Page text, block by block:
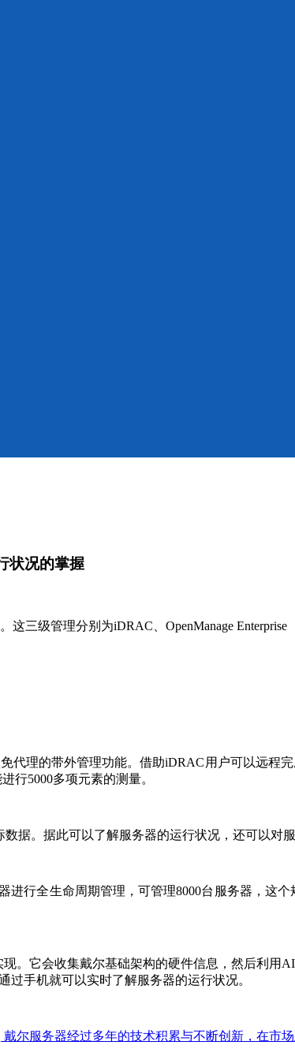
状况的掌握
三级管理分别为iDRAC、OpenManage Enterprise
理的带外管理功能。借助iDRAC用户可以远程
行5000多项元素的测量。
据。据此可以了解服务器的运行状况，还可以对
进行全生命周期管理，可管理8000台服务器，这
。它会收集戴尔基础架构的硬件信息，然后利用
过手机就可以实时了解服务器的运行状况。
戴尔服务器经过多年的技术积累与不断创新，在市